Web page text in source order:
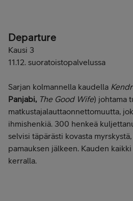
Departure
Kausi 3
11.12. suoratoistopalvelussa
Sarjan kolmannella kaudella
Panjabi, The Good Wife) johtama
matkustajalauttaonnettomuutta,
ihmishenkiä. 300 henkeä
selvisi täpärästi kovasta
pamauksen jälkeen. Kauden
kerralla.